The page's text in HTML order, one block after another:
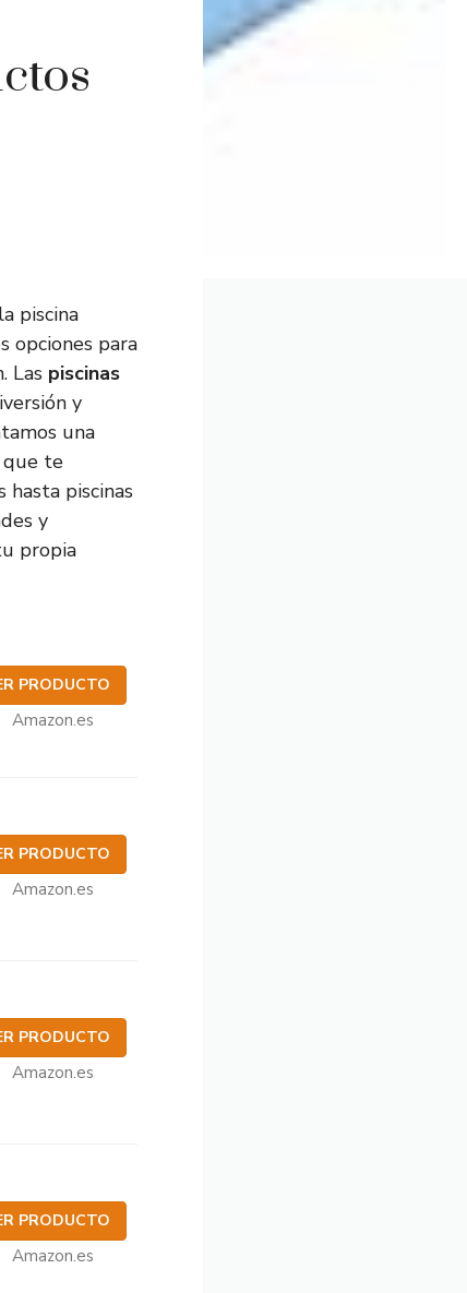
la piscina
opciones para
Las piscinas
y
una
que te
piscinas
y
propia
PRODUCTO
Amazon.es
PRODUCTO
Amazon.es
PRODUCTO
Amazon.es
PRODUCTO
Amazon.es